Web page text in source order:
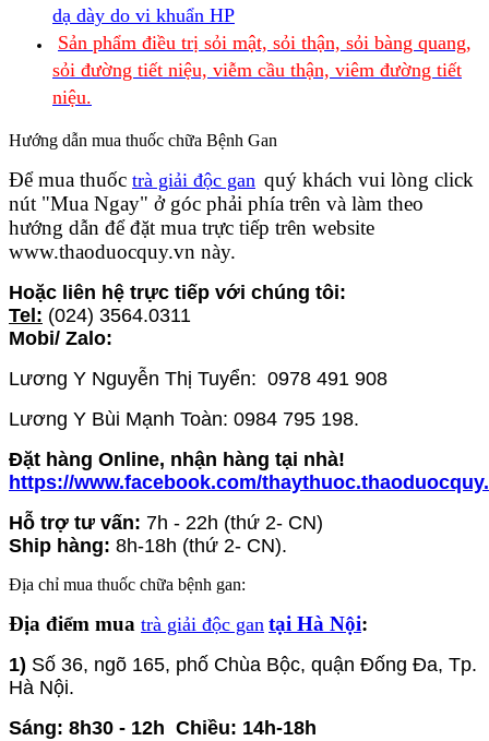
dạ dày do vi khuẩn HP
Sản phẩm điều trị sỏi mật, sỏi thận, sỏi bàng quang,
sỏi đường tiết niệu, viễm cầu thận, viêm đường tiết
niệu.
Hướng dẫn mua thuốc chữa Bệnh Gan
Để mua thuốc trà giải độc gan quý khách vui lòng click
nút "Mua Ngay" ở góc phải phía trên và làm theo
hướng dẫn để đặt mua trực tiếp trên website
www.thaoduocquy.vn này.
Hoặc liên hệ trực tiếp với chúng tôi:
Tel: (024) 3564.0311
Mobi/ Zalo:
Lương Y Nguyễn Thị Tuyển: 0978 491 908
Lương Y Bùi Mạnh Toàn: 0984 795 198.
Đặt hàng Online, nhận hàng tại nhà!
https://www.facebook.com/
Hỗ trợ tư vấn: 7h - 22h (thứ 2- CN)
Ship hàng: 8h-18h (thứ 2- CN).
Địa chỉ mua thuốc chữa bệnh gan:
Địa điểm mua trà giải độc gan tại Hà Nội:
1) Số 36, ngõ 165, phố Chùa Bộc, quận Đống Đa, Tp.
Hà Nội.
Sáng: 8h30 - 12h Chiều: 14h-18h